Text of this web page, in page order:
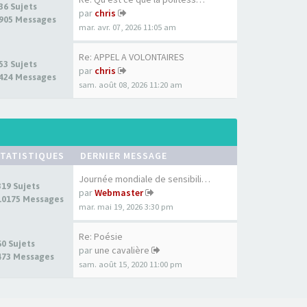
Sujets
Messages
par chris
mar. avr. 07, 2026 11:05 am
Sujets
Messages
Re: APPEL A VOLONTAIRES
par chris
sam. août 08, 2026 11:20 am
DERNIER MESSAGE
Sujets
Messages
Journée mondiale de sensibili…
parWebmaster
mar. mai 19, 2026 3:30 pm
Sujets
Messages
Re: Poésie
par une cavalière
sam. août 15, 2020 11:00 pm